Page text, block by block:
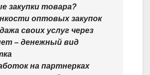
закупки товара?
оптовых закупок
своих услуг через
– денежный вид
на партнерках